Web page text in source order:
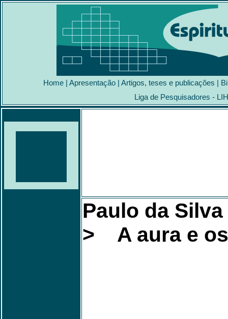
Home | Apresentação | Artigos, teses e publicações |
Liga de Pesquisadores -
Paulo da
> A aura e